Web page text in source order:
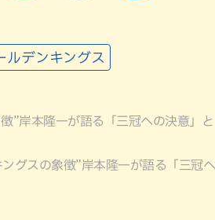
ルデンキングス
”岸本隆一が語る「三冠への決意」
グスの象徴”岸本隆一が語る「三冠